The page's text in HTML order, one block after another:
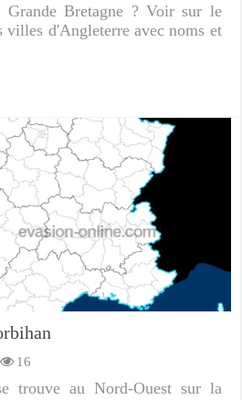
Grande Bretagne ? Voir sur le
villes d'Angleterre avec noms et
16
trouve au Nord-Ouest sur la